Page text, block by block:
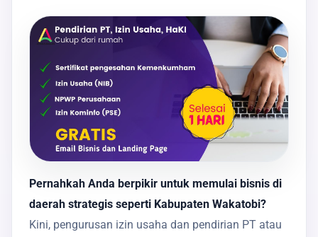
Pernahkah Anda berpikir untuk memulai bisnis di
daerah strategis seperti Kabupaten Wakatobi?
Kini, pengurusan izin usaha dan pendirian PT atau